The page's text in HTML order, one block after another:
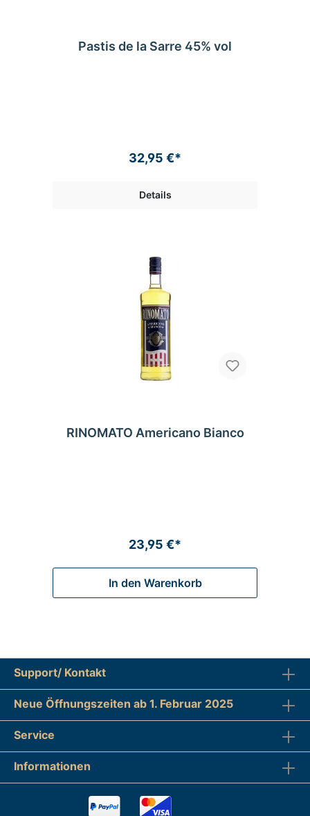
Pastis de la Sarre 45% vol
32,95 €*
Details
RINOMATO Americano Bianco
23,95 €*
In den Warenkorb
Support/ Kontakt
Neue Öffnungszeiten ab 1. Februar 2025
Service
Informationen